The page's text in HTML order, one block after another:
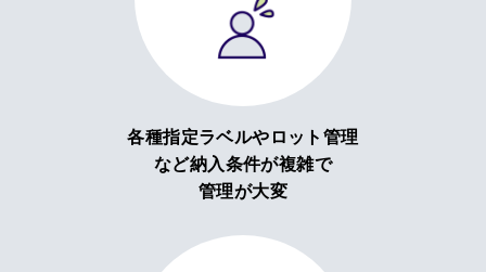
各種指定ラベルやロット管理
など納入条件が複雑で
管理が大変